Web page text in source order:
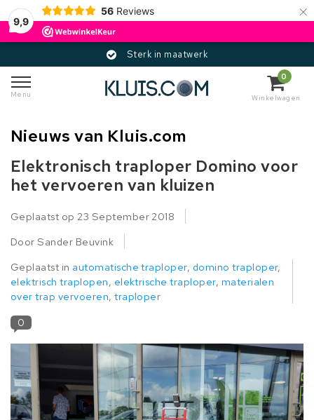
9,9
56 Reviews ×
Sterk in maatwerk
Menu
0
Winkelwagen
Nieuws van Kluis.com
Elektronisch traploper Domino voor
het vervoeren van kluizen
Geplaatst op 23 September 2018
Door Sander Beuvink
Geplaatst in automatische traploper, domino traploper,
elektrisch traplopen, elektrische traploper, materialen
over trap vervoeren,traploper
0